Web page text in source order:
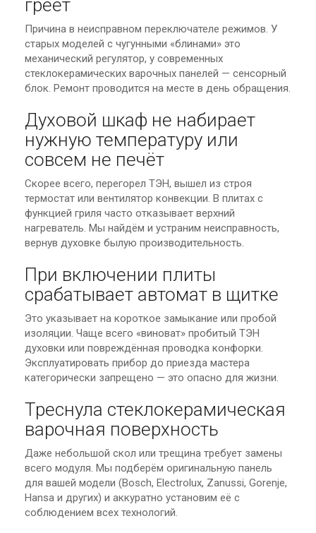
греет
Причина в неисправном переключателе режимов. У
старых моделей с чугунными «блинами» это
механический регулятор, у современных
стеклокерамических варочных панелей — сенсорный
блок. Ремонт проводится на месте в день обращения.
Духовой шкаф не набирает
нужную температуру или
совсем не печёт
Скорее всего, перегорел ТЭН, вышел из строя
термостат или вентилятор конвекции. В плитах с
функцией гриля часто отказывает верхний
нагреватель. Мы найдём и устраним неисправность,
вернув духовке былую производительность.
При включении плиты
срабатывает автомат в щитке
Это указывает на короткое замыкание или пробой
изоляции. Чаще всего «виноват» пробитый ТЭН
духовки или повреждённая проводка конфорки.
Эксплуатировать прибор до приезда мастера
категорически запрещено — это опасно для жизни.
Треснула стеклокерамическая
варочная поверхность
Даже небольшой скол или трещина требует замены
всего модуля. Мы подберём оригинальную панель
для вашей модели (Bosch, Electrolux, Zanussi, Gorenje,
Hansa и других) и аккуратно установим её с
соблюдением всех технологий.